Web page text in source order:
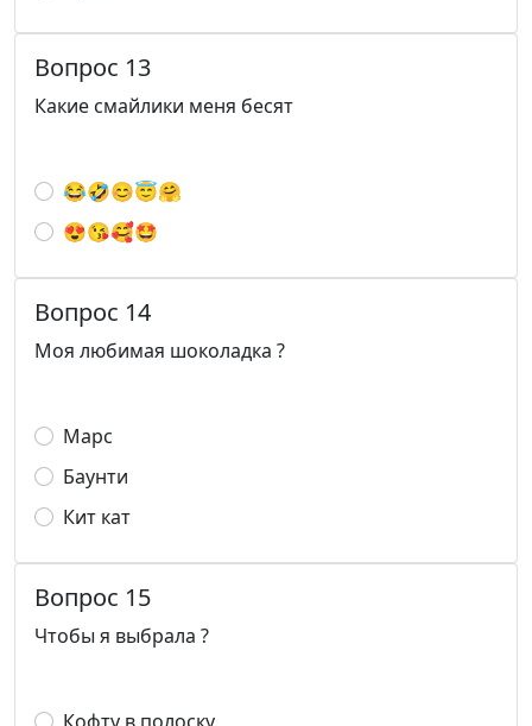
Вопрос 13
Какие смайлики меня бесят
😂🤣😊😇🤗
😍😘🥰🤩
Вопрос 14
Моя любимая шоколадка ?
Марс
Баунти
Кит кат
Вопрос 15
Чтобы я выбрала ?